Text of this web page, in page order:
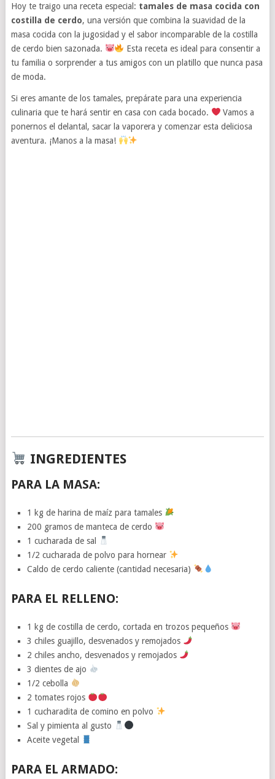
Hoy te traigo una receta especial: tamales de masa cocida con
costilla de cerdo, una versión que combina la suavidad de la
masa cocida con la jugosidad y el sabor incomparable de la costilla
de cerdo bien sazonada.
Esta receta es ideal para consentir a
tu familia o sorprender a tus amigos con un platillo que nunca pasa
de moda.
Si eres amante de los tamales, prepárate para una experiencia
culinaria que te hará sentir en casa con cada bocado.
Vamos a
ponernos el delantal, sacar la vaporera y comenzar esta deliciosa
aventura. ¡Manos a la masa!
INGREDIENTES
PARA LA MASA:
1 kg de harina de maíz para tamales
200 gramos de manteca de cerdo
1 cucharada de sal
1/2 cucharada de polvo para hornear
Caldo de cerdo caliente (cantidad necesaria)
PARA EL RELLENO:
1 kg de costilla de cerdo, cortada en trozos pequeños
3 chiles guajillo, desvenados y remojados
2 chiles ancho, desvenados y remojados
3 dientes de ajo
1/2 cebolla
2 tomates rojos
1 cucharadita de comino en polvo
Sal y pimienta al gusto
Aceite vegetal
PARA EL ARMADO: